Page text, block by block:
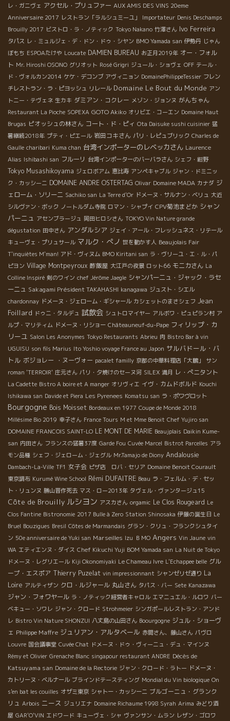
レ・ガニヴェ アクセル・プリュファー AUX AMIS DES VINS 20eme
Anniversaire 2017 レストラン「ラルシュミーユ」 Importateur Denis Deschamps
Brouilly 2017 ビストロ・ラ・ノティック Tokyo Nakano 竹澤さん Ivo Ferreira
タパス レ・ミュルジェ・デ・ドン・ドゥ・シヤン BMO Yamada san 伊勢丹 じゃん
ぼもち ESPOAたけや Loucate DAMIEN BUREAU お正月2019年 オー・フォル
ト Mr. Hiroshi OSONO グリオット Rosé Grigri ジュール・ショヴェ OFF テール・
ド・ヴォルカン2014 ケケ・デコンブ アヴィニョン DomainePhilippeTessier フレン
チレストラン・ラ・ピヨッシュ リレール Domaine Le Bout du Monde アン
トニー・テヴェネ 生カキ ダミアン・コクレー メゾン・ジョンヌ がんちゃん
Restaurant La Pioche SOPEXA GOTO Akiko オリビエ・コーエン Domaine Haut
Brugas ピオッシュの林さん コート・ド・ピィ Ota Daisuke sushi cuisinier 猛
暑継続2018年 プティ・ピエール 岩田コキさん パリ・レピュブリック Charles de
Gaulle charibari Kuma chan 台湾インポーターのレベッカさん Laurence
Alias Ishibashi san フルーリ 台湾インポーターのバーバラさん シェフ・紺野
Tokyo Musashikoyama ジェロボアム 恵比寿 アンペキャブル ジャン・ドミニッ
ク・カッシーニ DOMAINE ANDRE OSTERTAG Olivar Domaine MADA カナダ ジ
ェローム・ソリーニ Sachiko san La Terre d'Or ドメーヌ・サルナン・ベリュ 大近
シルヴァン・ボック ノートルダム寺院 ロマン・シャプイ CPV菊池まどか シャン
パーニュ アセンブラージュ 岡田ヒロシさん TOKYO Vin Nature grande
dégustation 田中さん アンダルシア ジェイ・アール・フレッシュネス・リテール
キューヴェ・プリュサール マルク・ぺノ 世を動かす人 Beaujolais Fair
T'inquiètes M'man! アド・ヴィヌム BMO Kiritani san ラ・ヴリーユ・エ・ル・パ
ピヨン Village Montpeyroux 酢飯屋 大江戸の夜景 ロット66 モニカさん La
Colline Inspiré 剣のワイン chef Jérôme Jaegle シャンパーニュ・ジャック・ラセ
ーニュ Sakagami Président TAKAHASHI kanagawa ジュスト・シエル
chardonnay ドメーヌ・ジェローム・ギシャール カシェットのまさシェフ Jean
Foillard ドゥニ・タルデュ 試飲会 シュトロマイヤー アルボワ・ピュピラン村 ア
ルプ・マリティム ドメーヌ・リショー Châteauneuf-du-Pape フィリップ・カ
リーユ Salon Les Anonymes Tokyo Restaurants Abrieu 肉 Bistro Bar à vin
UGUISU son fils Marius Ito Yoshio voyage France au Japon サルバドール・バ
トル ボジョレー ・ヌーヴォー pacalet familly 京都の中華料理店「大鵬」
サン
roman 'TERROIR' 庄元さん パリ・夕焼けのセーヌ河 SILEX 満月 レ・ぺニタント
La Cadette Bistro A boire et A manger オリヴィエ イヴ・カムドボルド Kouchi
Ishikawa san Davide et Piera Les Pyrenees Komatsu san ラ・ポワヴロット
Bourgogne Bois Moisset Bordeaux en 1977 Coupe de Monde 2018
Millésime Bio 2019 幸子さん France Tours M et Mme Benoit Chef Yujiro san
DOMAINE FRANCOIS SAINT-LO LE MONT DE MARIE Beaujplais Daikin Kume-
san 内田さん フランスの猛暑37度 Garde Fou Cuvée Marcel Bistrot Parcelles アラ
モン品種 シェフ・ジェローム・ジェグル Mr.Tamajo de Diony Andalousie
Dambach-La-Ville TF1 女子会 ピザ店 ロバ・セリア Domaine Benoit Courault
東京調布 Kurumé Wine School Rémi DUFAITRE Beau ラ・フェルム・デ・セッ
ト・リュンヌ 勝山晋作死去 マス・ロー2013年 タヴェル・ヴァンタージュ15
Côte de Brouilly ルシヨン アスカさん orgamic Le Clos Rougeard Le
Clos Fantine Bistronomie 2017 Bulle à Zero Station Shinosaka 伊藤の誕生日 Le
Bruel Bouzigues Bresil Côtes de Marmandais グラン・クリュ・フランクシュタイ
ン 50e anniversaire de Yuki san Marseilles Izu ＢＭО Angers Vin Jaune vin
WA エティエンヌ・ダイス Chef Kikuchi Yuji BOM Yamada san La Nuit de Tokyo
ドメーヌ・レグリエール Kiji Okonomiyaki Le Chameau Ivre L'Echappee belle グル
ープ・エスポア Thierry Puzelat vin impressionnant シャンゼリゼ通り La
Loire アルティザン クロ・ルジャール 丸山さん タパス・バー Sete Kanazawa
ジャン・フォワヤール ラ・ノティック経営者キャロル エマニュエル・ルロワ バー
ベキュー・ソワレ ジャン・クロード Strohmeier シンガポールレストラン・アンド
レ Bistro Vin Nature SHONZUI 八丈島の山田さん Boourgogne ジュル・ショーヴ
ェ Philippe Maffre ジュリアン・アルタベール 赤間さん、藤山さん パヴロ
Louvre 国会議事堂 Cuvée Chat ドメーヌ・ドゥ・ヴィーニュ・デュ・マインヌ
Rémy et Olivier Grenache Blanc singapour restaurant ANDRE Décès de
Katsuyama san Domaine de la Rectorie ジャン・クロード・ラトー ドメーヌ・
カトリーヌ・ベルナール ブラインドテースティング Mondial du Vin biologique On
s'en bat les couilles オザミ東京 シャトー・カッシーニ ブルゴーニュ・グランク
リュ Arbois ニース ジュリエナ Domaine Richaume 1998 Syrah Arima みどり酒
屋 GAR'O'VIN エドワード キューヴェ・シャ ヴァンサン・ムラン レザン・ゴロワ